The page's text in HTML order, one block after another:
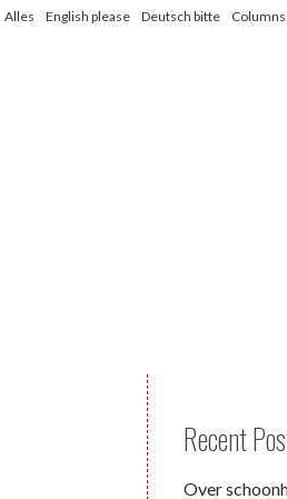
Alles English please Deutsch bitte Columns
Recent
Over